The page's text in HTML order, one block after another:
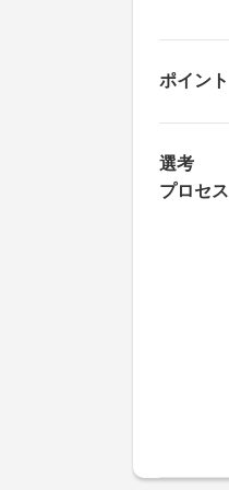
ポイント
選考
プロセス